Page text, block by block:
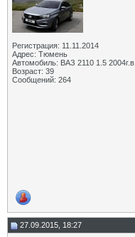
Регистрация: 11.11.2014
Адрес: Тюмень
Автомобиль: ВАЗ 2110 1.5 2004г.в.
Возраст: 39
Сообщений: 264
27.09.2015, 18:27